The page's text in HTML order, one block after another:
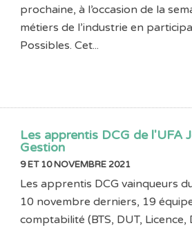
prochaine, à l’occasion de la
métiers de l’industrie en
Possibles. Cet...
Les apprentis DCG de l'UFA
Gestion
9 ET 10 NOVEMBRE 2021
Les apprentis DCG vainqueurs
10 novembre derniers, 19
comptabilité (BTS, DUT,